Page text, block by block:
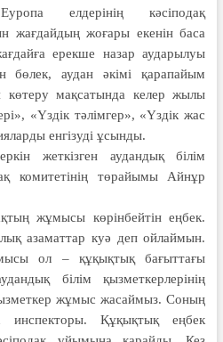
елдерінің кәсіподақ
жағдайдың жоғары екенін баса
ерекше назар аударылуы
бөлек, аудан әкімі қарапайым
көтеру мақсатында келер жылы
«Үздік тәлімгер», «Үздік жас
енгізуді ұсынды.
жеткізген аудандық білім
комитетінің төрайымы Айнұр
жұмысы көрінбейтін еңбек.
азаматтар куә деп ойлаймын.
ол – құқықтық бағыттағы
білім қызметкерлерінің
жұмыс жасаймыз. Соның
Құқықтық еңбек